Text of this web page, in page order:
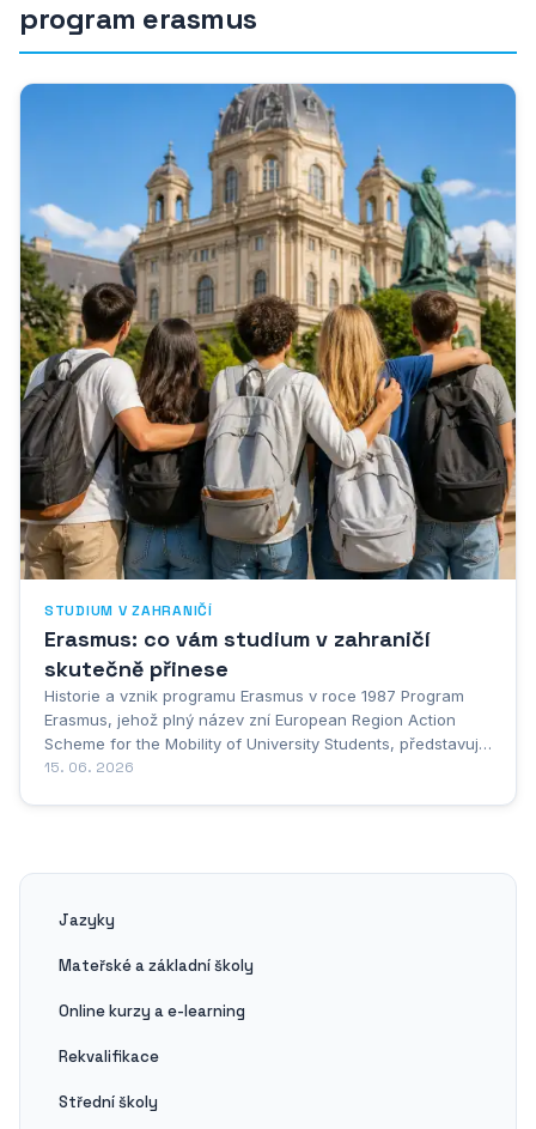
program erasmus
STUDIUM V ZAHRANIČÍ
Erasmus: co vám studium v zahraničí
skutečně přinese
Historie a vznik programu Erasmus v roce 1987 Program
Erasmus, jehož plný název zní European Region Action
Scheme for the Mobility of University Students, představuje
jeden z nejúspěšnějších vzdělávacích projektů v dějinách
15. 06. 2026
Jazyky
Mateřské a základní školy
Online kurzy a e-learning
Rekvalifikace
Střední školy